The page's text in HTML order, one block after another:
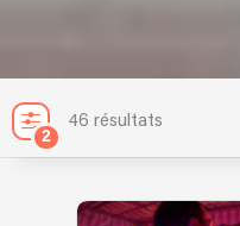
2
46 résultats